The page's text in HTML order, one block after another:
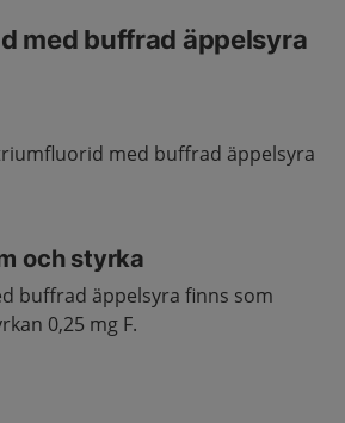
med buffrad äppelsyra
med buffrad äppelsyra
och styrka
buffrad äppelsyra finns som
0,25 mg F.